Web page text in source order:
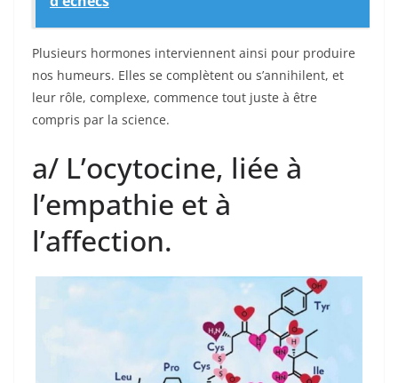
Plusieurs hormones interviennent ainsi pour produire
nos humeurs. Elles se complètent ou s’annihilent, et
leur rôle, complexe, commence tout juste à être
compris par la science.
a/ L’ocytocine, liée à
l’empathie et à
l’affection.